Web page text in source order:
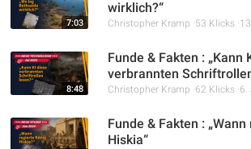
7:03
wirklich?“
Christopher Kramp 53 Klicks
8:48
Funde & Fakten : „Kann
verbrannten
Christopher Kramp 62 Klicks 6.
Funde & Fakten :
Hiskia“